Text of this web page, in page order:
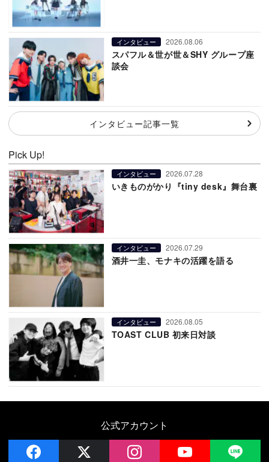
インタビュー 2026.08.06
スパフル＆世が世＆SHY グループ座
談会
インタビュー記事一覧
Pick Up!
インタビュー 2026.07.28
いきものがかり『tiny desk』舞台裏
インタビュー 2026.07.29
酒井一圭、モナキの活躍を語る
インタビュー 2026.08.05
TOAST CLUB 初来日対談
公式アカウント
facebook instagram YouTube